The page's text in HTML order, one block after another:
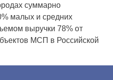
суммарно
малых и средних
выручки 78% от
МСП в Российской